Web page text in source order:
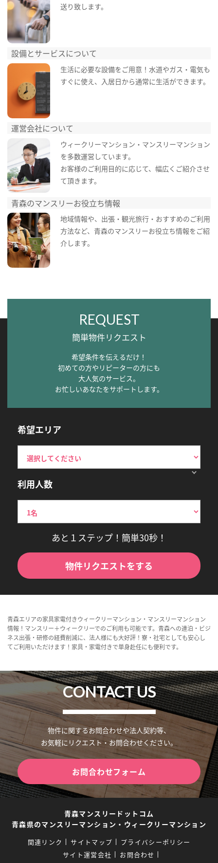
送り致します。
設備とサービスについて
生活に必要な設備をご用意！水道やガス・電気も
すぐに使え、入居日から通常に生活ができます。
運営会社について
ウィークリーマンション・マンスリーマンション
を多数運営しています。
お客様のご利用目的に応じて、幅広くご紹介させ
て頂きます。
青森のマンスリーお役立ち情報
地域情報や、出張・観光旅行・おすすめのご利用
方法など、青森のマンスリーお役立ち情報をご紹
介します。
REQUEST
簡単物件リクエスト
希望条件を伝えるだけ！
初めての方やリピーターの方にも
大人気のサービス。
お忙しいあなたをサポートします。
希望エリア
利用人数
あと１ステップ！簡単30秒！
物件リクエストをする
青森エリアの家具家電付きウィークリーマンション・マンスリーマンション
情報！マンスリー＋ウィークリーでのご利用も可能です。青森への連泊・ビジ
ネス出張・研修の経費削減に、法人様にも大好評！寮・社宅としても安心し
てご利用いただけます！家具・家電付きで単身赴任にも便利です。
CONTACT US
物件に関するお問合わせや法人契約等、
お気軽にリクエスト・お問合わせください。
お問合わせフォーム
青森マンスリードットコム
青森県のマンスリーマンション・ウィークリーマンション
関連リンク サイトマップ
プライバシーポリシー
サイト運営会社
お問合わせ